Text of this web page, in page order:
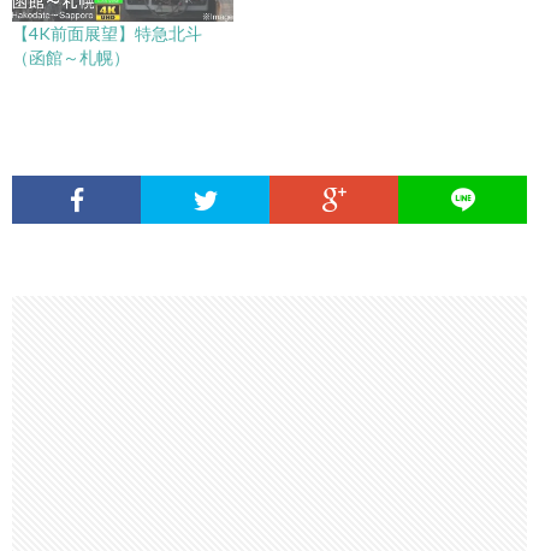
【4K前面展望】特急北斗
（函館～札幌）